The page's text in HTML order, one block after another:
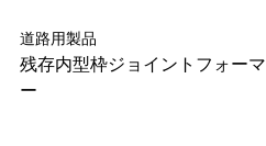
道路用製品
残存内型枠ジョイントフォーマ
ー